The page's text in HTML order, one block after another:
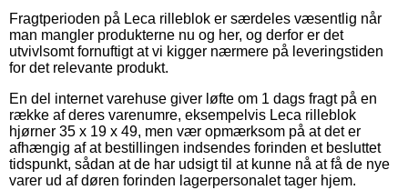
Fragtperioden på Leca rilleblok er særdeles væsentlig når
man mangler produkterne nu og her, og derfor er det
utvivlsomt fornuftigt at vi kigger nærmere på leveringstiden
for det relevante produkt.
En del internet varehuse giver løfte om 1 dags fragt på en
række af deres varenumre, eksempelvis Leca rilleblok
hjørner 35 x 19 x 49, men vær opmærksom på at det er
afhængig af at bestillingen indsendes forinden et besluttet
tidspunkt, sådan at de har udsigt til at kunne nå at få de nye
varer ud af døren forinden lagerpersonalet tager hjem.